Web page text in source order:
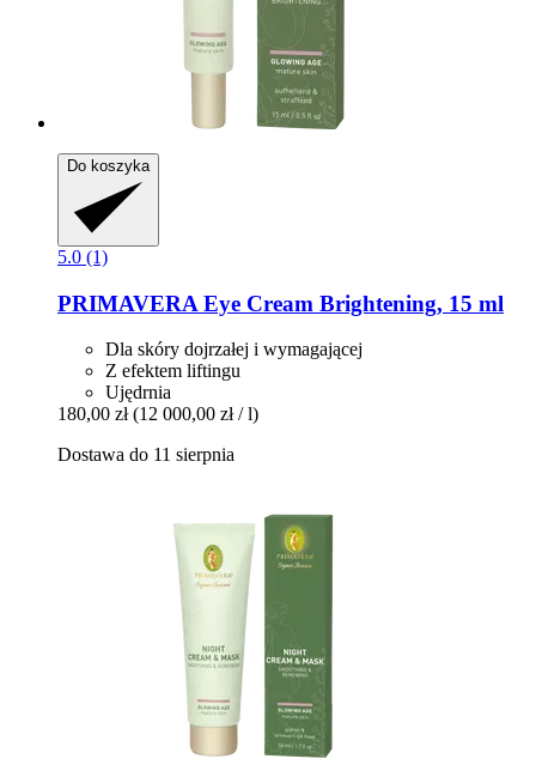
Do koszyka
5.0 (1)
PRIMAVERA Eye Cream Brightening, 15 ml
Dla skóry dojrzałej i wymagającej
Z efektem liftingu
Ujędrnia
180,00 zł (12 000,00 zł / l)
Dostawa do 11 sierpnia